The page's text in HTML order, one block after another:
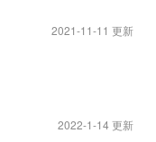
2021-11-11 更新
2022-1-14 更新